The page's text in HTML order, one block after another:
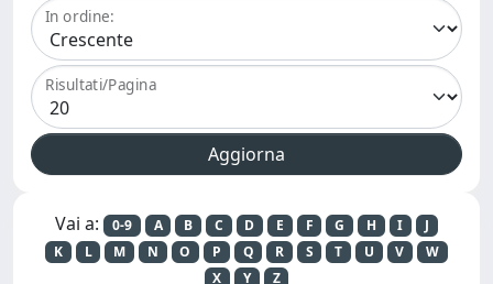
In ordine:
Risultati/Pagina
Vai a: 0-9 A B C D E F G H I
J
K
L M N O P Q R S T U V
W
X
Y Z